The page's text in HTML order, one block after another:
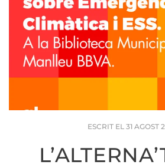
ESCRIT EL 31 AGOST